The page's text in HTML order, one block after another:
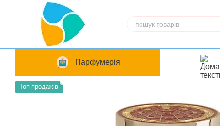
Перейти до основного контенту
Парфумерія
Топ продажів